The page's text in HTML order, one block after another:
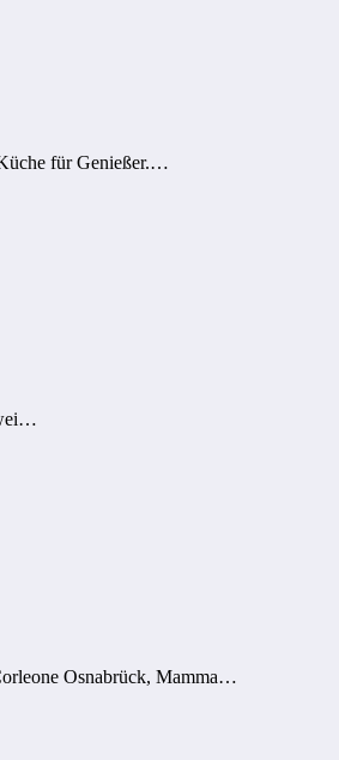
für Genießer.…
Osnabrück, Mamma…